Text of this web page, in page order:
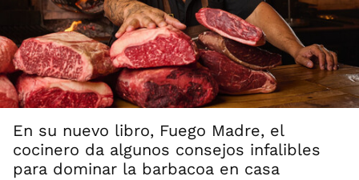
En su nuevo libro, Fuego Madre, el
cocinero da algunos consejos infalibles
para dominar la barbacoa en casa